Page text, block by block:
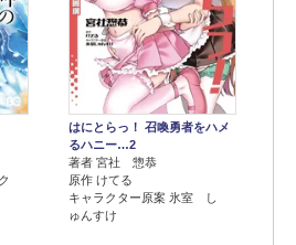
はにとらっ！ 召喚勇者をハメ
るハニー…2
著者 宮社 惣恭
原作 けてる
キャラクター原案 氷室 し
ゅんすけ